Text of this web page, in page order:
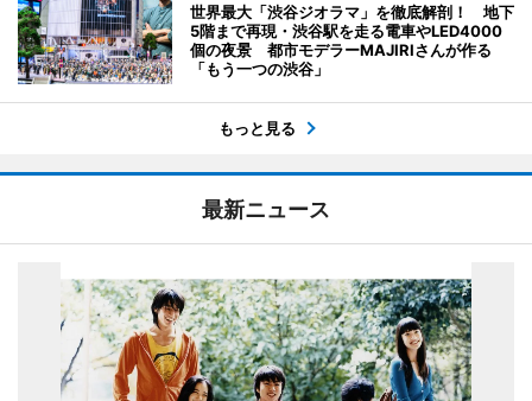
世界最大「渋谷ジオラマ」を徹底解剖！ 地下
5階まで再現・渋谷駅を走る電車やLED4000
個の夜景 都市モデラーMAJIRIさんが作る
「もう一つの渋谷」
もっと見る
最新ニュース